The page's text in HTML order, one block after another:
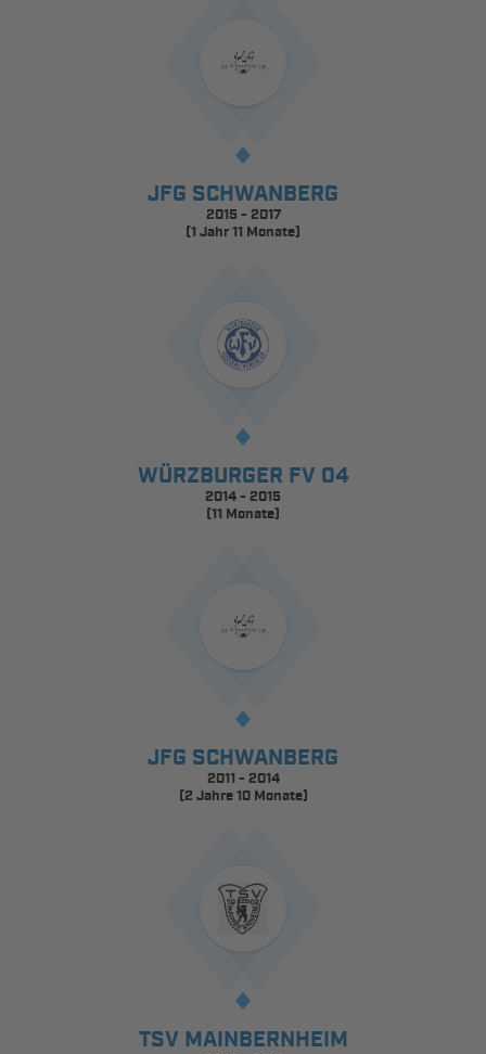
JFG SCHWANBERG
2015 - 2017
(1 Jahr 11 Monate)
WÜRZBURGER FV 04
2014 - 2015
(11 Monate)
JFG SCHWANBERG
2011 - 2014
(2 Jahre 10 Monate)
TSV MAINBERNHEIM